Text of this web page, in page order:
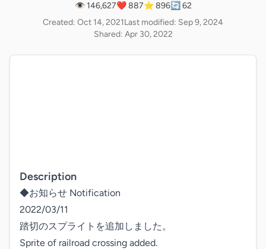
👁 146,627❤️ 887⭐ 896🔄 62
Created: Oct 14, 2021Last modified: Sep 9, 2024
Shared: Apr 30, 2022
Description
◆お知らせ Notification
2022/03/11
踏切のスプライトを追加しました。
Sprite of railroad crossing added.